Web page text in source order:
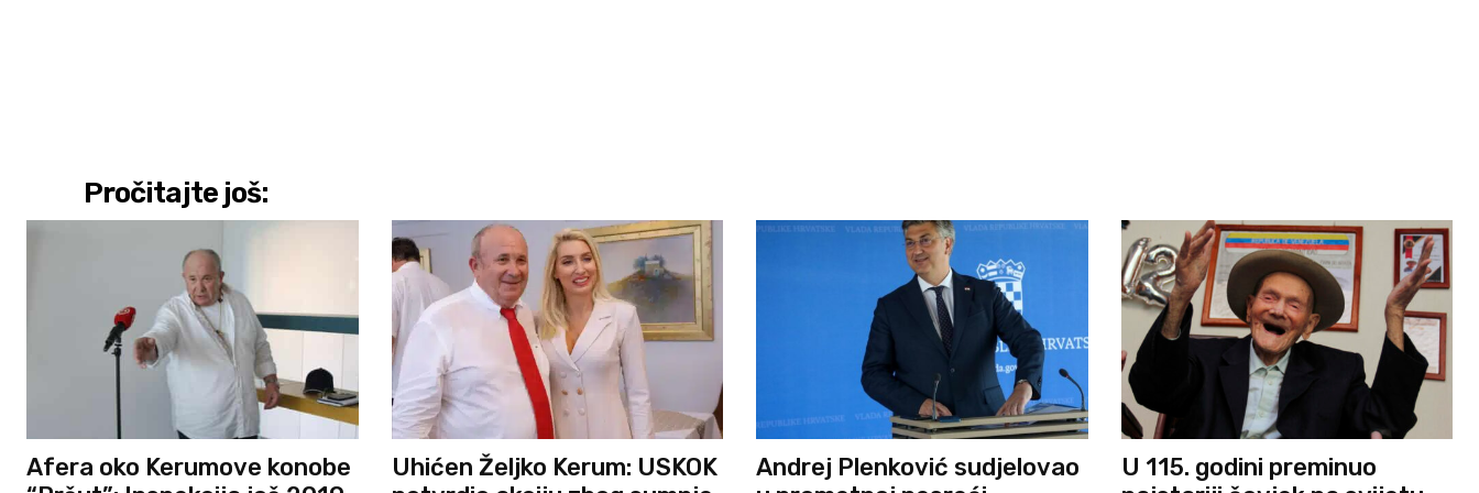
Pročitajte još:
Afera oko Kerumove konobe
Uhićen Željko Kerum: USKOK
Andrej Plenković sudjelovao
U 115. godini preminuo